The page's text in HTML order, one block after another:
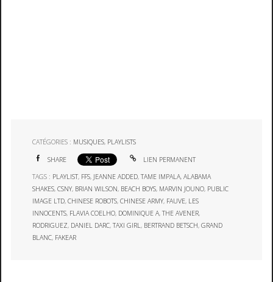
CATÉGORIES : MUSIQUES, PLAYLISTS
SHARE LIEN PERMANENT
TAGS : PLAYLIST, FFS, JEANNE ADDED,TAME IMPALA,ALABAMA
SHAKES,CSNY, BRIAN WILSON, BEACH BOYS, MARVIN JOUNO, PUBLIC
IMAGE LTD,CHINESE ROBOTS,CHINESE ARMY, FAUVE, LES
INNOCENTS, FLAVIA COELHO, DOMINIQUE A,THE AVENER,
RODRIGUEZ, DANIEL DARC,TAXI GIRL, BERTRAND BETSCH,GRAND
BLANC, FAKEAR